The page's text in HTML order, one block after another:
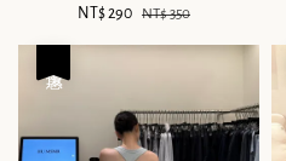
Sale
NT$ 290 Regular
NT$ 350